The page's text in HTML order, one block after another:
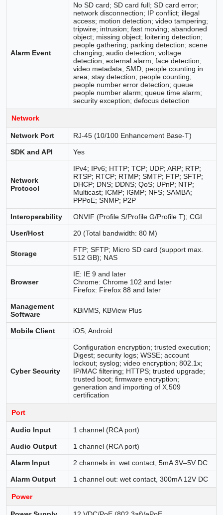
Alarm Event
No SD card; SD card full; SD card error;
network disconnection; IP conflict; illegal
access; motion detection; video tampering;
tripwire; intrusion; fast moving; abandoned
object; missing object; loitering detection;
people gathering; parking detection; scene
changing; audio detection; voltage
detection; external alarm; face detection;
video metadata; SMD; people counting in
area; stay detection; people counting;
people number error detection; queue
people number alarm; queue time alarm;
security exception; defocus detection
Network
Network Port RJ-45 (10/100 Enhancement Base-T)
SDK and API Yes
Network
Protocol
IPv4; IPv6; HTTP; TCP; UDP; ARP; RTP;
RTSP; RTCP; RTMP; SMTP; FTP; SFTP;
DHCP; DNS; DDNS; QoS; UPnP; NTP;
Multicast; ICMP; IGMP; NFS; SAMBA;
PPPoE; SNMP; P2P
Interoperability ONVIF (Profile S/Profile G/Profile T); CGI
User/Host 20 (Total bandwidth: 80 M)
Storage
FTP; SFTP; Micro SD card (support max.
512 GB); NAS
Browser
IE: IE 9 and later
Chrome: Chrome 102 and later
Firefox: Firefox 88 and later
Management
Software
KBiVMS, KBView Plus
Mobile Client iOS; Android
Cyber Security
Configuration encryption; trusted execution;
Digest; security logs; WSSE; account
lockout; syslog; video encryption; 802.1x;
IP/MAC filtering; HTTPS; trusted upgrade;
trusted boot; firmware encryption;
generation and importing of X.509
certification
Port
Audio Input 1 channel (RCA port)
Audio Output 1 channel (RCA port)
Alarm Input 2 channels in: wet contact, 5mA 3V–5V DC
Alarm Output 1 channel out: wet contact, 300mA 12V DC
Power